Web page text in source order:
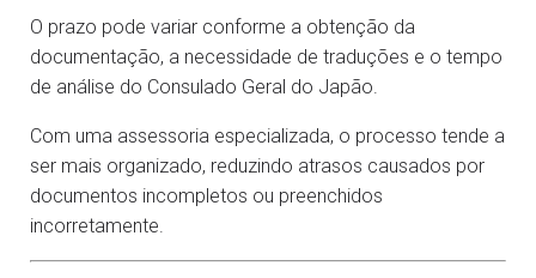
O prazo pode variar conforme a obtenção da
documentação, a necessidade de traduções e o tempo
de análise do Consulado Geral do Japão.
Com uma assessoria especializada, o processo tende a
ser mais organizado, reduzindo atrasos causados por
documentos incompletos ou preenchidos
incorretamente.